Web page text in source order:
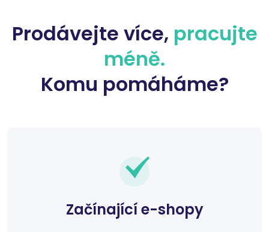
Prodávejte více, pracujte
méně.
Komu pomáháme?
Začínající e-shopy